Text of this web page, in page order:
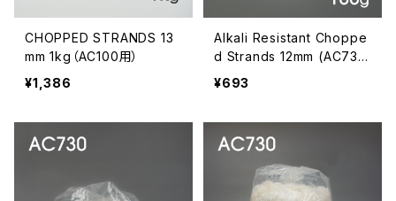
CHOPPED STRANDS 13
mm 1kg（AC100用）
¥1,386
Alkali Resistant Choppe
d Strands 12mm (AC730
用耐アルカリ)100g
¥693